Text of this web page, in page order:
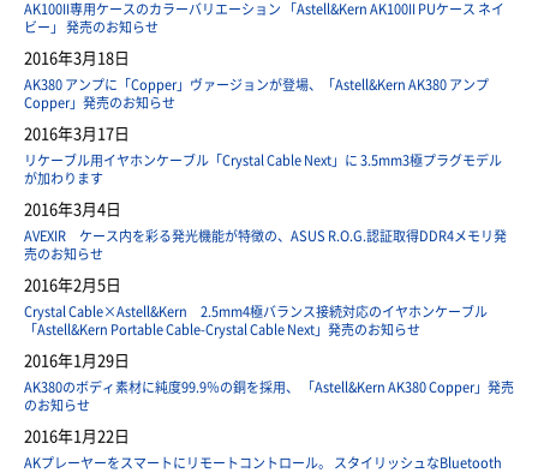
AK100II専用ケースのカラーバリエーション 「Astell&Kern AK100II PUケース ネイ
ビー」 発売のお知らせ
2016年3月18日
AK380 アンプに「Copper」ヴァージョンが登場、「Astell&Kern AK380 アンプ
Copper」発売のお知らせ
2016年3月17日
リケーブル用イヤホンケーブル「Crystal Cable Next」に 3.5mm3極プラグモデル
が加わります
2016年3月4日
AVEXIR ケース内を彩る発光機能が特徴の、ASUS R.O.G.認証取得DDR4メモリ発
売のお知らせ
2016年2月5日
Crystal Cable×Astell&Kern 2.5mm4極バランス接続対応のイヤホンケーブル
「Astell&Kern Portable Cable-Crystal Cable Next」発売のお知らせ
2016年1月29日
AK380のボディ素材に純度99.9％の銅を採用、 「Astell&Kern AK380 Copper」発売
のお知らせ
2016年1月22日
AKプレーヤーをスマートにリモートコントロール。 スタイリッシュなBluetooth